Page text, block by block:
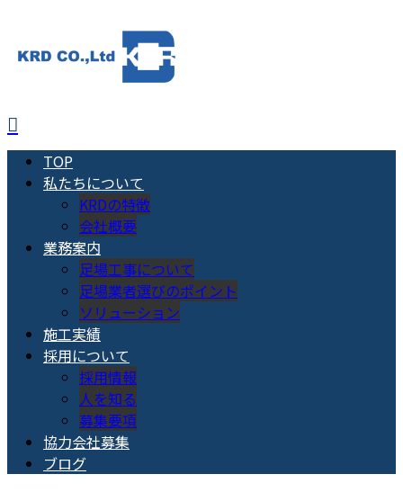
TOP
私たちについて
KRDの特徴
会社概要
業務案内
足場工事について
足場業者選びのポイント
ソリューション
施工実績
採用について
採用情報
人を知る
募集要項
協力会社募集
ブログ